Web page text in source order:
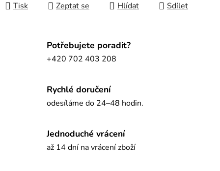
Tisk Zeptat se Hlídat Sdílet
Potřebujete poradit?
+420 702 403 208
Rychlé doručení
odesíláme do 24–48 hodin.
Jednoduché vrácení
až 14 dní na vrácení zboží